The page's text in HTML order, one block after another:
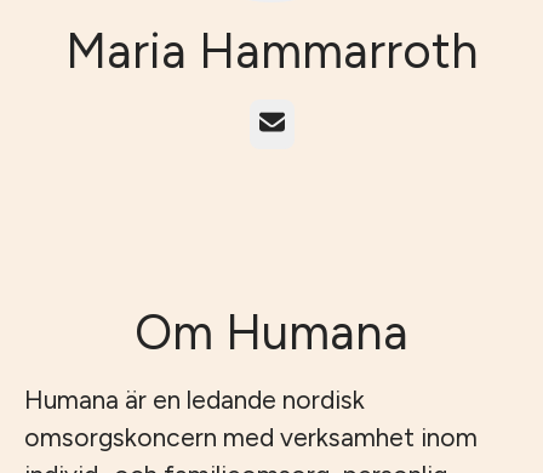
Maria Hammarroth
E-post
Om Humana
Humana är en ledande nordisk
omsorgskoncern med verksamhet inom